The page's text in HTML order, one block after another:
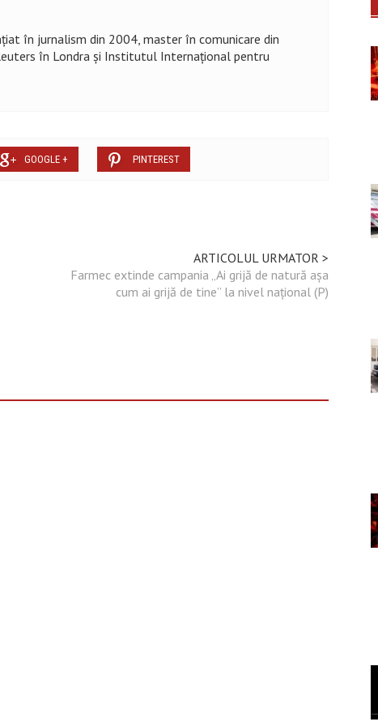
în jurnalism din 2004, master în comunicare din
în Londra și Institutul Internațional pentru
GOOGLE + PINTEREST
ARTICOLUL URMATOR >
Farmec extinde campania „Ai grijă de natură așa
cum ai grijă de tine” la nivel național (P)